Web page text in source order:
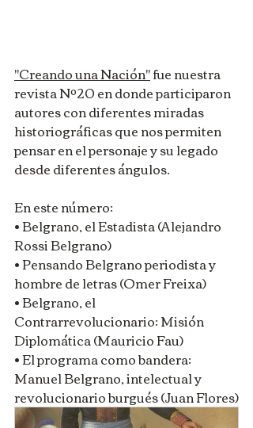
"Creando una Nación" fue nuestra
revista Nº20 en donde participaron
autores con diferentes miradas
historiográficas que nos permiten
pensar en el personaje y su legado
desde diferentes ángulos.
En este número:
• Belgrano, el Estadista (Alejandro
Rossi Belgrano)
• Pensando Belgrano periodista y
hombre de letras (Omer Freixa)
• Belgrano, el
Contrarrevolucionario: Misión
Diplomática (Mauricio Fau)
• El programa como bandera:
Manuel Belgrano, intelectual y
revolucionario burgués (Juan Flores)